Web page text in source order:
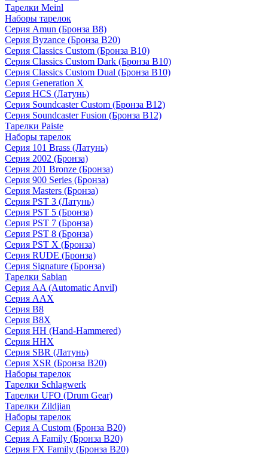
Тарелки Meinl
Наборы тарелок
Серия Amun (Бронза B8)
Серия Byzance (Бронза B20)
Серия Classics Custom (Бронза B10)
Серия Classics Custom Dark (Бронза B10)
Серия Classics Custom Dual (Бронза B10)
Серия Generation X
Серия HCS (Латунь)
Серия Soundcaster Custom (Бронза B12)
Серия Soundcaster Fusion (Бронза B12)
Тарелки Paiste
Наборы тарелок
Серия 101 Brass (Латунь)
Серия 2002 (Бронза)
Серия 201 Bronze (Бронза)
Серия 900 Series (Бронза)
Серия Masters (Бронза)
Серия PST 3 (Латунь)
Серия PST 5 (Бронза)
Серия PST 7 (Бронза)
Серия PST 8 (Бронза)
Серия PST X (Бронза)
Серия RUDE (Бронза)
Серия Signature (Бронза)
Тарелки Sabian
Серия AA (Automatic Anvil)
Серия AAX
Серия B8
Серия B8X
Серия HH (Hand-Hammered)
Серия HHX
Серия SBR (Латунь)
Серия XSR (Бронза B20)
Наборы тарелок
Тарелки Schlagwerk
Тарелки UFO (Drum Gear)
Тарелки Zildjian
Наборы тарелок
Серия A Custom (Бронза B20)
Серия A Family (Бронза B20)
Серия FX Family (Бронза B20)